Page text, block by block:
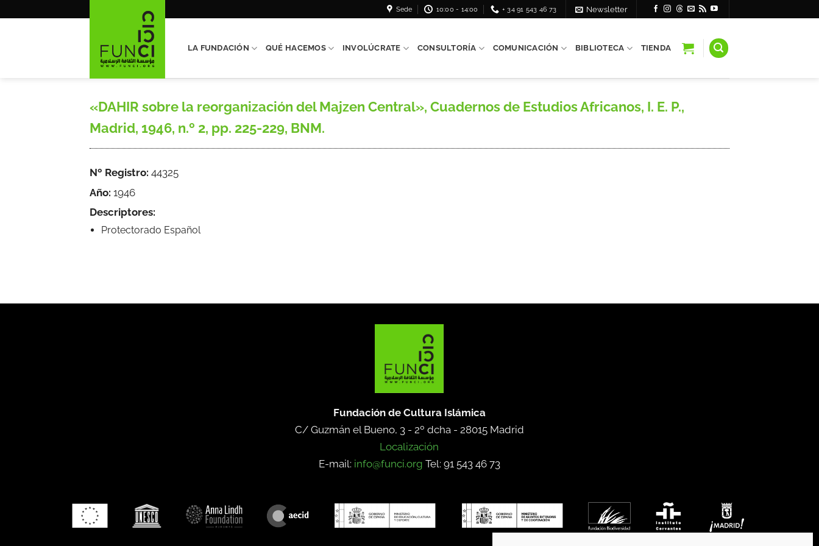
Sede 10:00 - 14:00 + 34 91 543 46 73 Newsletter
LA FUNDACIÓN QUÉ HACEMOS INVOLÚCRATE CONSULTORÍA COMUNICACIÓN BIBLIOTECA TIENDA
«DAHIR sobre la reorganización del Majzen Central», Cuadernos de Estudios Africanos, I. E. P.,
Madrid, 1946, n.º 2, pp. 225-229, BNM.
Nº Registro: 44325
Año: 1946
Descriptores:
Protectorado Español
Fundación de Cultura Islámica
C/ Guzmán el Bueno, 3 - 2º dcha - 28015 Madrid
Localización
E-mail: info@funci.org Tel: 91 543 46 73